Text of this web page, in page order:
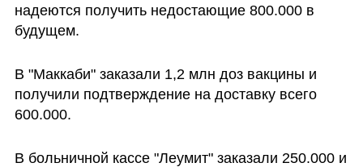
надеются получить недостающие 800.000 в
будущем.
В "Маккаби" заказали 1,2 млн доз вакцины и
получили подтверждение на доставку всего
600.000.
В больничной кассе "Леумит" заказали 250.000 и